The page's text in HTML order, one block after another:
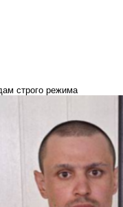
строго режима